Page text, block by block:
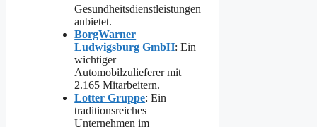
Gesundheitsdienstleistungen
anbietet.
BorgWarner
Ludwigsburg GmbH: Ein
wichtiger
Automobilzulieferer mit
2.165 Mitarbeitern.
Lotter Gruppe: Ein
traditionsreiches
Unternehmen im